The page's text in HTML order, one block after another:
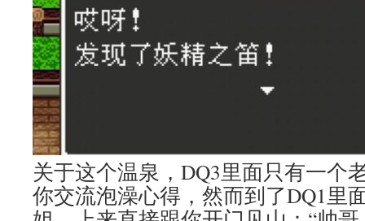
关于这个温泉，DQ3里面只有一个
你交流泡澡心得，然而到了DQ1里